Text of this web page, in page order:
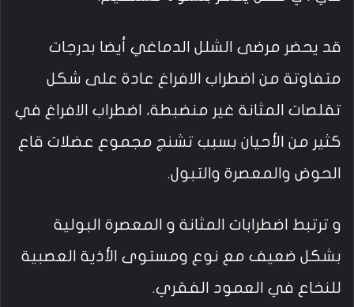
قد يحضر مرضى الشلل الدماغي أيضا بدرجات
متفاوتة من اضطراب الافراغ عادة على شكل
تقلصات المثانة غير منضبطة، اضطراب الافراغ في
كثير من الأحيان بسبب تشنج مجموع عضلات قاع
الحوض والمعصرة والتبول.
و ترتبط اضطرابات المثانة و المعصرة البولية
بشكل ضعيف مع نوع ومستوى الأذية العصبية
للنخاع في العمود الفقري.